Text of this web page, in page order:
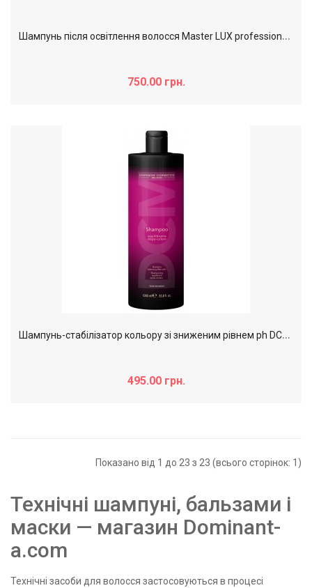
Ш
ампунь після освітлення волосся Master LUX professional (Індикатор освітлюючої пудри), 1000 мл
750.00 грн.
Ш
ампунь-стабілізатор кольору зі зниженим рівнем ph DCM Shampoo balansing after color, 1000 мл
495.00 грн.
Показано від 1 до 23 з 23 (всього сторінок: 1)
Технічні шампуні, бальзами і
маски — магазин Dominant-
a.com
Технічні засоби для волосся застосовуються в процесі